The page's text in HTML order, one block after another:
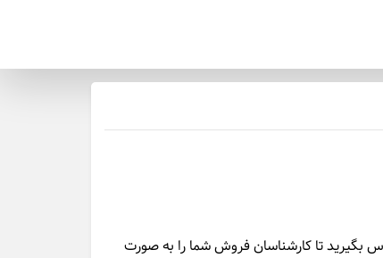
تا کارشناسان فروش شما را به‌ صورت